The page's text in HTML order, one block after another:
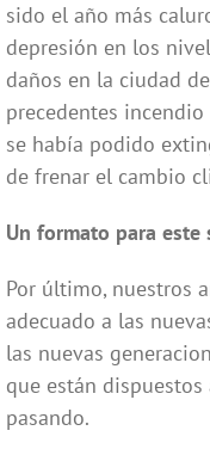
sido el año más
depresión en los
daños en la ciudad
precedentes
se había podido
de frenar el cambio
Un formato para este
Por último, nuestros
adecuado a las
las nuevas
que están
pasando.